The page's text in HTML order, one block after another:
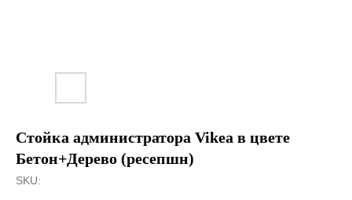
Стойка администратора Vikea в цвете
Бетон+Дерево (ресепшн)
SKU: